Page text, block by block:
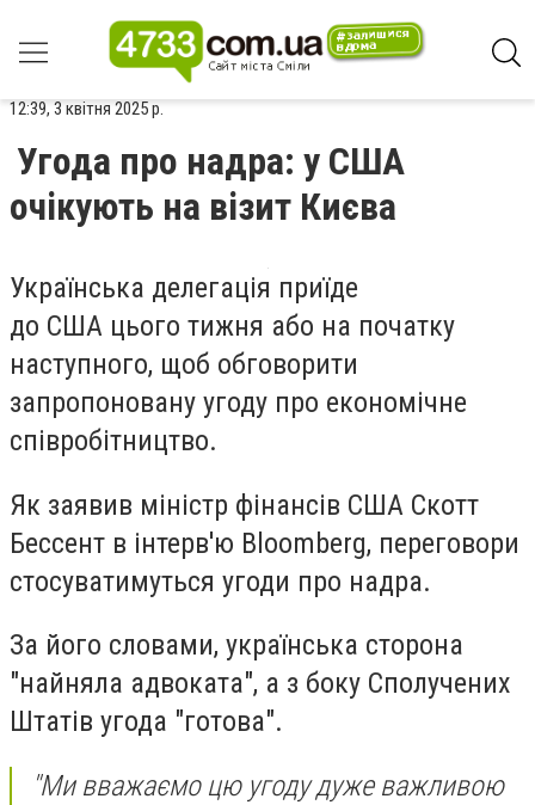
12:39, 3 квітня 2025 р.
Угода про надра: у США
очікують на візит Києва
Українська делегація приїде
до США цього тижня або на початку
наступного, щоб обговорити
запропоновану угоду про економічне
співробітництво.
Як заявив міністр фінансів США Скотт
Бессент в інтерв'ю Bloomberg, переговори
стосуватимуться угоди про надра.
За його словами, українська сторона
"найняла адвоката", а з боку Сполучених
Штатів угода "готова".
"Ми вважаємо цю угоду дуже важливою